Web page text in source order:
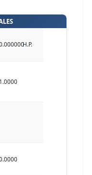
H.P.
1.0000